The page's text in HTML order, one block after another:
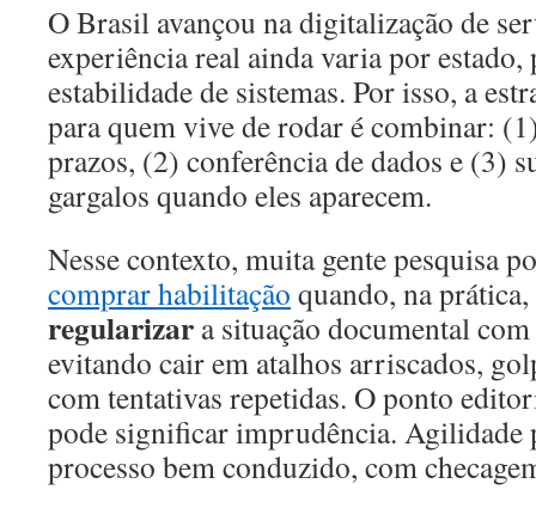
O Brasil avançou na digitalização de
experiência real ainda varia por
estabilidade de sistemas. Por isso, a
para quem vive de rodar é combinar:
prazos, (2) conferência de dados e (3)
gargalos quando eles aparecem.
Nesse contexto, muita gente pesquisa
comprar habilitação quando, na
regularizar a situação documental
evitando cair em atalhos arriscados,
com tentativas repetidas. O ponto
pode significar imprudência. Agilidade
processo bem conduzido, com